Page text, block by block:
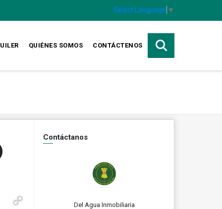
Select Language ▼
QUIÉNES SOMOS CONTÁCTENOS
Contáctanos
Del Agua Inmobiliaria